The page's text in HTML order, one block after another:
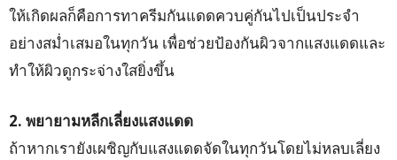
ให้เกิดผลก็คือการทาครีมกันแดดควบคู่กันไปเป็นประจำ
อย่างสม่ำเสมอในทุกวัน เพื่อช่วยป้องกันผิวจากแสงแดดและ
ทำให้ผิวดูกระจ่างใสยิ่งขึ้น
2. พยายามหลีกเลี่ยงแสงแดด
ถ้าหากเรายังเผชิญกับแสงแดดจัดในทุกวันโดยไม่หลบเลี่ยง